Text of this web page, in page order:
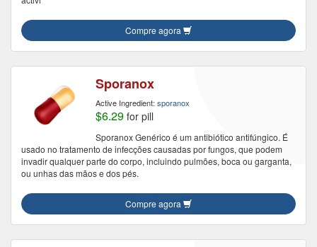
Compre agora
Sporanox
Active Ingredient: sporanox
$6.29 for pill
Sporanox Genérico é um antibiótico antifúngico. É
usado no tratamento de infecções causadas por fungos, que podem
invadir qualquer parte do corpo, incluindo pulmões, boca ou garganta,
ou unhas das mãos e dos pés.
Compre agora